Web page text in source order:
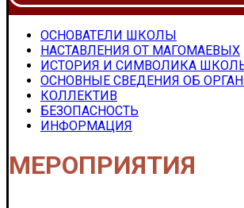
ОСНОВАТЕЛИ ШКОЛЫ
НАСТАВЛЕНИЯ ОТ МАГОМАЕВЫХ
ИСТОРИЯ И СИМВОЛИКА
ОСНОВНЫЕ СВЕДЕНИЯ ОБ
КОЛЛЕКТИВ
БЕЗОПАСНОСТЬ
ИНФОРМАЦИЯ
МЕРОПРИЯТИЯ